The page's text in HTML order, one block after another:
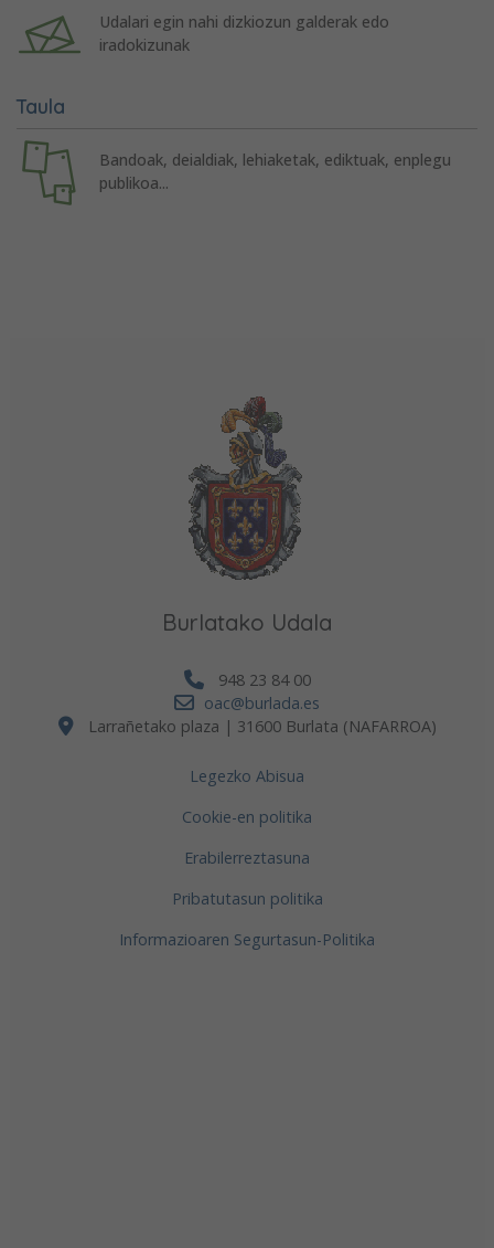
Udalari egin nahi dizkiozun galderak edo
iradokizunak
Taula
Bandoak, deialdiak, lehiaketak, ediktuak, enplegu
publikoa...
Burlatako Udala
948 23 84 00
oac@burlada.es
Larrañetako plaza | 31600 Burlata (NAFARROA)
Legezko Abisua
Cookie-en politika
Erabilerreztasuna
Pribatutasun politika
Informazioaren Segurtasun-Politika